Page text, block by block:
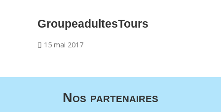
GroupeadultesTours
15 mai 2017
Nos partenaires